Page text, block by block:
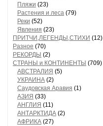
Пляжи (23)
Растения и леса (79)
Реки (52)
Явления (23)
ПРИТЧИ,ЛЕГЕНДЫ,СТИХИ (12)
Разное (70)
РЕКОРДЫ (2)
СТРАНЫ и КОНТИНЕНТЫ (709)
АВСТРАЛИЯ (5)
УКРАИНА (2)
Саудовская Аравия (1)
АЗИЯ (33)
АНГЛИЯ (11)
АНТАРКТИДА (2)
АФРИКА (27)